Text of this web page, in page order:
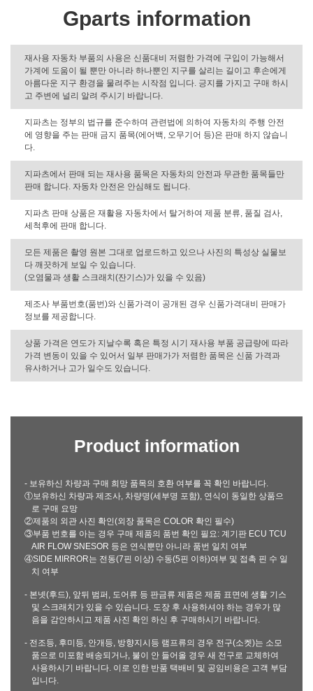
Gparts information
재사용 자동차 부품의 사용은 신품대비 저렴한 가격에 구입이 가능해서
가계에 도움이 될 뿐만 아니라 하나뿐인 지구를 살리는 길이고 후손에게
아름다운 지구 환경을 물려주는 시작점 입니다. 긍지를 가지고 구매 하시
고 주변에 널리 알려 주시기 바랍니다.
지파츠는 정부의 법규를 준수하며 관련법에 의하여 자동차의 주행 안전
에 영향을 주는 판매 금지 품목(에어백, 오무기어 등)은 판매 하지 않습니
다.
지파츠에서 판매 되는 재사용 품목은 자동차의 안전과 무관한 품목들만
판매 합니다. 자동차 안전은 안심해도 됩니다.
지파츠 판매 상품은 재활용 자동차에서 탈거하여 제품 분류, 품질 검사,
세척후에 판매 합니다.
모든 제품은 촬영 원본 그대로 업로드하고 있으나 사진의 특성상 실물보
다 깨끗하게 보일 수 있습니다.
(오염물과 생활 스크래치(잔기스)가 있을 수 있음)
제조사 부품번호(품번)와 신품가격이 공개된 경우 신품가격대비 판매가
정보를 제공합니다.
상품 가격은 연도가 지날수록 혹은 특정 시기 재사용 부품 공급량에 따라
가격 변동이 있을 수 있어서 일부 판매가가 저렴한 품목은 신품 가격과
유사하거나 고가 일수도 있습니다.
Product information
- 보유하신 차량과 구매 희망 품목의 호환 여부를 꼭 확인 바랍니다.
①보유하신 차량과 제조사, 차량명(세부명 포함), 연식이 동일한 상품으
로 구매 요망
②제품의 외관 사진 확인(외장 품목은 COLOR 확인 필수)
③부품 번호를 아는 경우 구매 제품의 품번 확인 필요: 계기판 ECU TCU
AIR FLOW SNESOR 등은 연식뿐만 아니라 품번 일치 여부
④SIDE MIRROR는 전동(7핀 이상) 수동(5핀 이하)여부 및 접촉 핀 수 일
치 여부
- 본넷(후드), 앞뒤 범퍼, 도어류 등 판금류 제품은 제품 표면에 생활 기스
및 스크래치가 있을 수 있습니다. 도장 후 사용하셔야 하는 경우가 많
음을 감안하시고 제품 사진 확인 하신 후 구매하시기 바랍니다.
- 전조등, 후미등, 안개등, 방향지시등 램프류의 경우 전구(소켓)는 소모
품으로 미포함 배송되거나, 불이 안 들어올 경우 새 전구로 교체하여
사용하시기 바랍니다. 이로 인한 반품 택배비 및 공임비용은 고객 부담
입니다.